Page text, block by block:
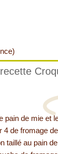
pain de mie et
4 de fromage
taillé au pain